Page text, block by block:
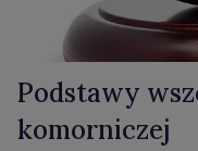
Podstawy
komorniczej